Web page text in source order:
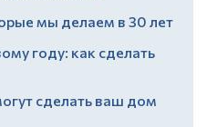
мы делаем в 30 лет
году: как сделать
сделать ваш дом